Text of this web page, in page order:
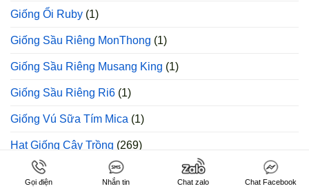
Giống Ổi Ruby (1)
Giống Sầu Riêng MonThong (1)
Giống Sầu Riêng Musang King (1)
Giống Sầu Riêng Ri6 (1)
Giống Vú Sữa Tím Mica (1)
Hạt Giống Cây Trồng (269)
Tấm Đan Bê Tông (1)
Gọi điện Nhắn tin Chat zalo Chat Facebook